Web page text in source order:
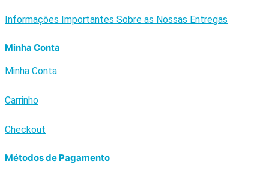
Informações Importantes Sobre as Nossas Entregas
Minha Conta
Minha Conta
Carrinho
Checkout
Métodos de Pagamento